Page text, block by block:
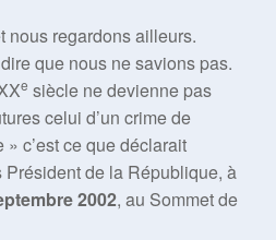
nous regardons ailleurs.
que nous ne savions pas.
e siècle ne devienne pas
celui d’un crime de
» c’est ce que déclarait
Président de la République, à
2002, au Sommet de